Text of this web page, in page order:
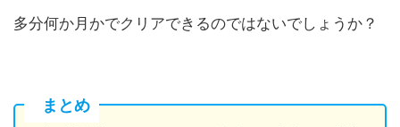
多分何か月かでクリアできるのではないでしょうか？
まとめ